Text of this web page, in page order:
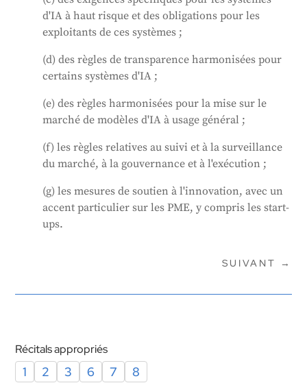
d'IA à haut risque et des obligations pour les
exploitants de ces systèmes ;
(d) des règles de transparence harmonisées pour
certains systèmes d'IA ;
(e) des règles harmonisées pour la mise sur le
marché de modèles d'IA à usage général ;
(f) les règles relatives au suivi et à la surveillance
du marché, à la gouvernance et à l'exécution ;
(g) les mesures de soutien à l'innovation, avec un
accent particulier sur les PME, y compris les start-
ups.
SUIVANT →
Récitals appropriés
1 2 3 6 7 8